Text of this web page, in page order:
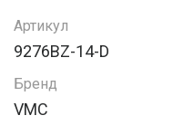
Артикул
9276BZ-14-D
Бренд
VMC